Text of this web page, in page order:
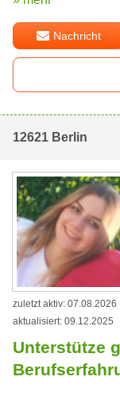
Nachricht
12621 Berlin
zuletzt aktiv: 07.08.2026
aktualisiert: 09.12.2025
Unterstütze